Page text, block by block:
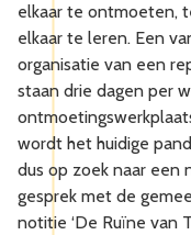
elkaar te ontmoeten,
elkaar te leren. Een
organisatie van een
staan drie dagen per
wordt het huidige
dus op zoek naar een
gesprek met de
notitie ‘De Ruïne van